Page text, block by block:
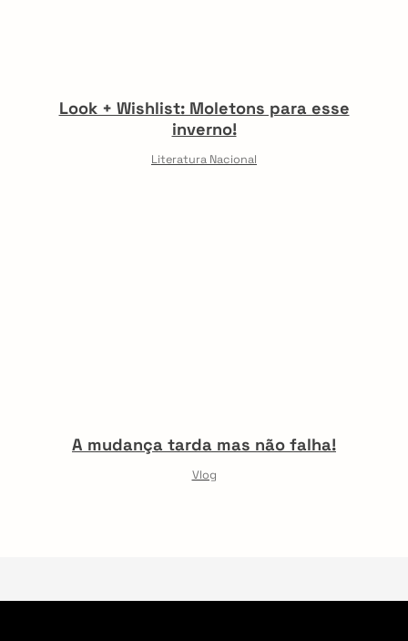
Look + Wishlist: Moletons para esse
inverno!
Literatura Nacional
A mudança tarda mas não falha!
Vlog